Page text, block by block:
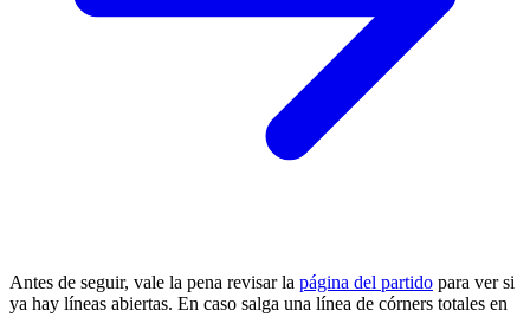
Antes de seguir, vale la pena revisar la página del partido para ver si
ya hay líneas abiertas. En caso salga una línea de córners totales en